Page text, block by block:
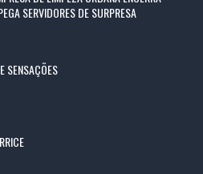
SERVIDORES DE SURPRESA
SENSAÇÕES